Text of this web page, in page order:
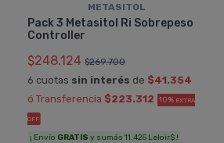
METASITOL
Pack 3 Metasitol Ri Sobrepeso
Controller
$248.124 $269.700
6 cuotas sin interés de $41.354
ó Transferencia $223.312 10% EXTRA
OFF
¡ Envío GRATIS y sumás 11.425 Leloir$ !